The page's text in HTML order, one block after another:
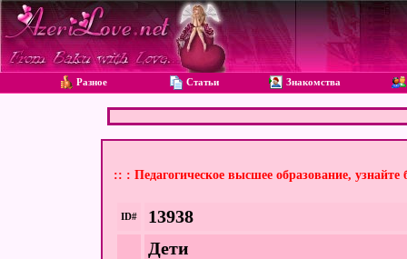
Разное Статьи Знакомства
:: : Педагогическое высшее образование, узнайте
ID#
13938
Дети